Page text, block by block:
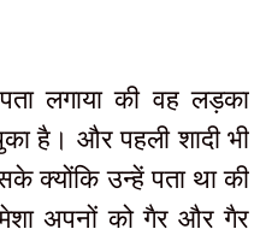
लगाया की वह लड़का
है। और पहली शादी भी
क्योंकि उन्हें पता था की
अपनों को गैर और गैर